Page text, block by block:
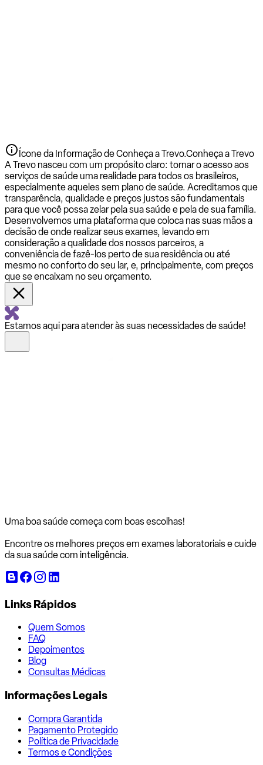
Ícone da Informação de Conheça a Trevo.Conheça a Trevo
A Trevo nasceu com um propósito claro: tornar o acesso aos
serviços de saúde uma realidade para todos os brasileiros,
especialmente aqueles sem plano de saúde. Acreditamos que
transparência, qualidade e preços justos são fundamentais
para que você possa zelar pela sua saúde e pela de sua família.
Desenvolvemos uma plataforma que coloca nas suas mãos a
decisão de onde realizar seus exames, levando em
consideração a qualidade dos nossos parceiros, a
conveniência de fazê-los perto de sua residência ou até
mesmo no conforto do seu lar, e, principalmente, com preços
que se encaixam no seu orçamento.
Estamos aqui para atender às suas necessidades de saúde!
Uma boa saúde começa com boas escolhas!
Encontre os melhores preços em exames laboratoriais e cuide
da sua saúde com inteligência.
Links Rápidos
Quem Somos
FAQ
Depoimentos
Blog
Consultas Médicas
Informações Legais
Compra Garantida
Pagamento Protegido
Política de Privacidade
Termos e Condições